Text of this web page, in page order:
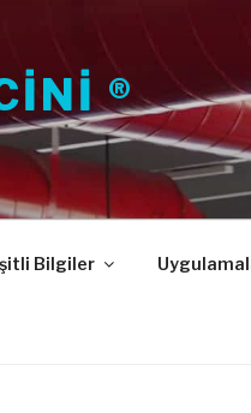
®
Bilgiler